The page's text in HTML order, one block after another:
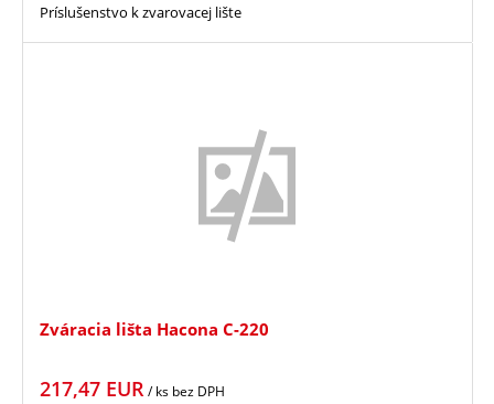
Príslušenstvo k zvarovacej lište
Zváracia lišta Hacona C-220
217,47 EUR/ ks bez DPH